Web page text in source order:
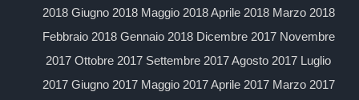
2018 Giugno 2018 Maggio 2018 Aprile 2018 Marzo 2018
Febbraio 2018 Gennaio 2018 Dicembre 2017 Novembre
2017 Ottobre 2017 Settembre 2017 Agosto 2017 Luglio
2017 Giugno 2017 Maggio 2017 Aprile 2017 Marzo 2017